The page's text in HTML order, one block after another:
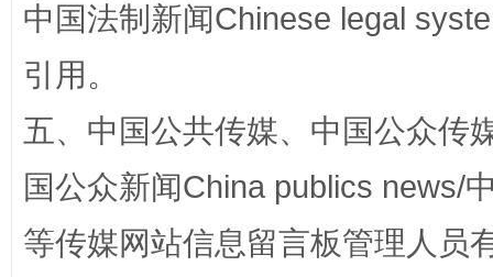
东山县通报“牛蛙产品抗生素超标问题”
中国法制新闻Chinese legal
引用。
五、中国公共传媒、中国公众传
国公众新闻China publics news/
等传媒网站信息留言板管理人员